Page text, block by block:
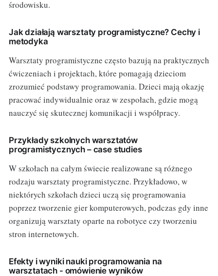
środowisku.
Jak działają warsztaty programistyczne? Cechy i
metodyka
Warsztaty programistyczne często bazują na praktycznych
ćwiczeniach i projektach, które pomagają dzieciom
zrozumieć podstawy programowania. Dzieci mają okazję
pracować indywidualnie oraz w zespołach, gdzie mogą
nauczyć się skutecznej komunikacji i współpracy.
Przykłady szkolnych warsztatów
programistycznych – case studies
W szkołach na całym świecie realizowane są różnego
rodzaju warsztaty programistyczne. Przykładowo, w
niektórych szkołach dzieci uczą się programowania
poprzez tworzenie gier komputerowych, podczas gdy inne
organizują warsztaty oparte na robotyce czy tworzeniu
stron internetowych.
Efekty i wyniki nauki programowania na
warsztatach - omówienie wyników